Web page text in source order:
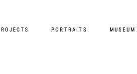
PORTRAITS